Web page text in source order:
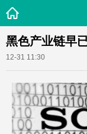
黑色产业链早
12-31 11:30